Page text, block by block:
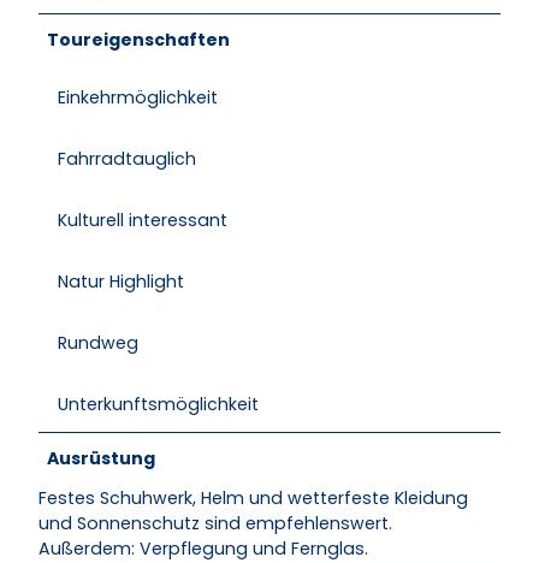
Toureigenschaften
Einkehrmöglichkeit
Fahrradtauglich
Kulturell interessant
Natur Highlight
Rundweg
Unterkunftsmöglichkeit
Ausrüstung
Festes Schuhwerk, Helm und wetterfeste Kleidung
und Sonnenschutz sind empfehlenswert.
Außerdem: Verpflegung und Fernglas.